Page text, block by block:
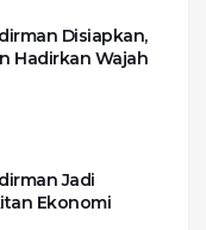
Disiapkan,
Hadirkan Wajah
Jadi
Ekonomi